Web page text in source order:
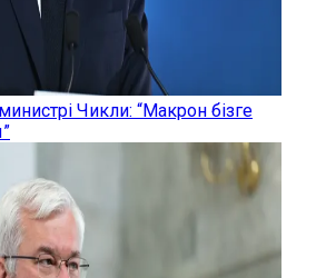
Чикли: “Макрон бізге